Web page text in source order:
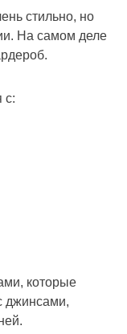
стильно, но
На самом деле
с:
которые
джинсами,